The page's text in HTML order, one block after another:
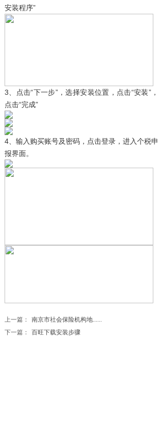
安装程序”
3、点击“下一步”，选择安装位置，点击“安装”，
点击“完成”
4、 输入购买账号及密码，点击登录，进入个税申
报界面。
上一篇：
南京市社会保险机构地......
下一篇：
百旺下载安装步骤